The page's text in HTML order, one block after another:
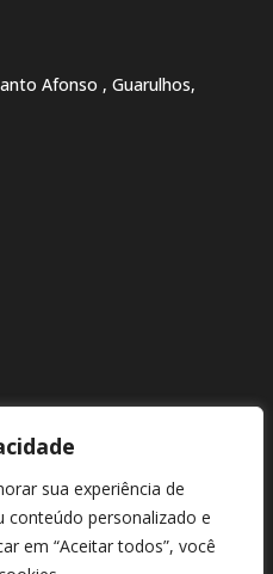
sua experiência de
conteúdo personalizado e
em “Aceitar todos”, você
Afonso , Guarulhos,